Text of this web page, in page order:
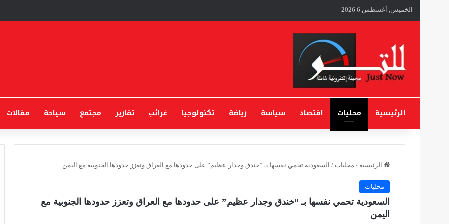
الخميس, أغسطس 6 2026
الرئيسية محليات اقتصاد سياسة رياضة تكنولوجيا غرائب تقارير مجتمع سياحة مقالات
الرئيسية / محليات / السعودية تحمي نفسها بـ “خندق وجدار عظيم” على حدودها مع العراق وتعزز حدودها الجنوبية مع اليمن
محليات
السعودية تحمي نفسها بـ “خندق وجدار عظيم” على حدودها مع العراق وتعزز حدودها الجنوبية مع
اليمن